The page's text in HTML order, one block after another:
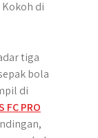
tiga
bola
di
FC PRO